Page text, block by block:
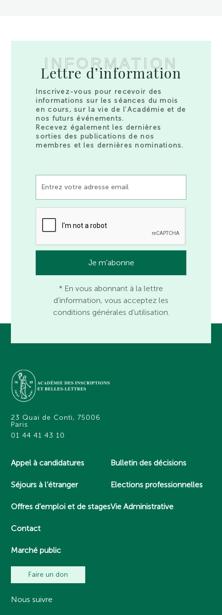
INFORMATION
Lettre d’information
Inscrivez-vous pour recevoir des
informations sur les séances du mois
en cours, sur la vie de l’Académie et de
nos futurs événements.
Recevez également les dernières
sorties des publications de nos
membres et les dernières nominations.
* En vous abonnant à la lettre
d’information, vous acceptez les
conditions générales d’utilisation.
23 Quai de Conti, 75006
Paris
01 44 41 43 10
Appel à candidatures
Séjours à l’étranger
Offres d’emploi et de stages
Contact
Marché public
Bulletin des décisions
Elections professionnelles
Vie Administrative
Faire un don
Nous suivre